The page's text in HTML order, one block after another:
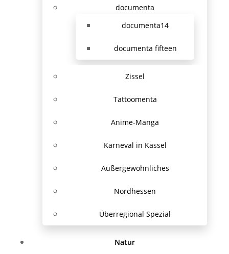
documenta
documenta14
documenta fifteen
Zissel
Tattoomenta
Anime-Manga
Karneval in Kassel
Außergewöhnliches
Nordhessen
Überregional Spezial
Natur